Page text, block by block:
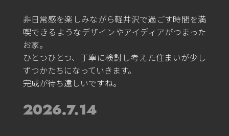
非日常感を楽しみながら軽井沢で過ごす時間を満
喫できるようなデザインやアイディアがつまった
お家。
ひとつひとつ、丁寧に検討し考えた住まいが少し
ずつかたちになっていきます。
完成が待ち遠しいですね。
2026.7.14